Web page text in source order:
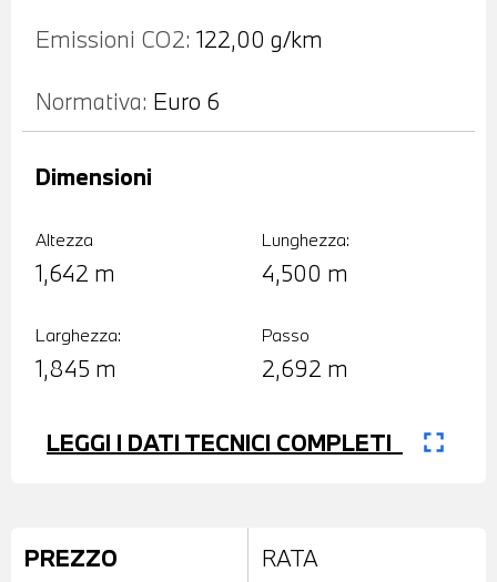
Emissioni CO2: 122,00 g/km
Normativa: Euro 6
Altezza
1,642 m
Lunghezza:
4,500 m
Dimensioni
Larghezza:
1,845 m
Passo
2,692 m
LEGGI I DATI TECNICI COMPLETI fullscreen
PREZZO RATA